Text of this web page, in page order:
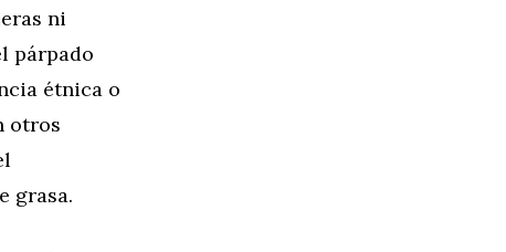
ni
párpado
étnica o
otros
grasa.